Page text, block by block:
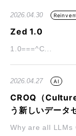
2026.04.30
Zed 1.0
1.0===^C...
2026.04.27 AI
CROQ（
う新しいデータ
Why are all LLMs